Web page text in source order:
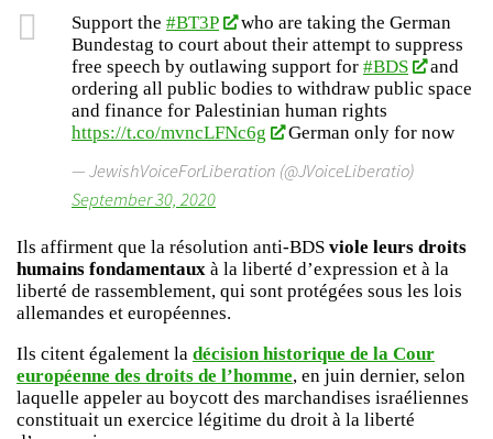
Support the #BT3P
who are taking the German
Bundestag to court about their attempt to suppress
free speech by outlawing support for #BDS
and
ordering all public bodies to withdraw public space
and finance for Palestinian human rights
https://t.co/mvncLFNc6g
German only for now
— JewishVoiceForLiberation (@JVoiceLiberatio)
September 30, 2020
Ils affirment que la résolution anti-BDS viole leurs droits
humains fondamentaux à la liberté d’expression et à la
liberté de rassemblement, qui sont protégées sous les lois
allemandes et européennes.
Ils citent également la décision historique de la Cour
européenne des droits de l’homme, en juin dernier, selon
laquelle appeler au boycott des marchandises israéliennes
constituait un exercice légitime du droit à la liberté